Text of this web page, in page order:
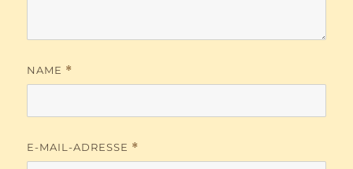
NAME *
E-MAIL-ADRESSE *